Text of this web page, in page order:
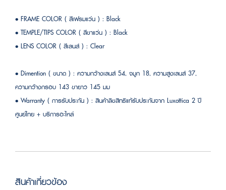
• FRAME COLOR ( สีเฟรมแว่น ) : Black
• TEMPLE/TIPS COLOR ( สีขาแว่น ) : Black
• LENS COLOR ( สีเลนส์ ) : Clear
• Dimention ( ขนาด ) : ความกว้างเลนส์ 54, จมูก 18, ความสูงเลนส์ 37,
ความกว้างกรอบ 143 ขายาว 145 มม
• Warranty ( การรับประกัน ) : สินค้าลิขสิทธิแท้รับประกันจาก Luxottica 2 ปี
ศูนย์ไทย + บริการอะไหล่
สินค้าเกี่ยวข้อง